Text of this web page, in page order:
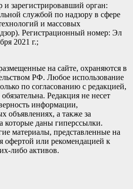
зарегистрировавший орган:
службой по надзору в сфере
и массовых
Регистрационный номер: Эл
2021 г.;
на сайте, охраняются в
РФ. Любое использование
по согласованию с редакцией,
Редакция не несет
информации,
объявлениях, а также за
которые даны гиперссылки.
материалы, представленные на
офертой или рекомендацией к
либо активов.